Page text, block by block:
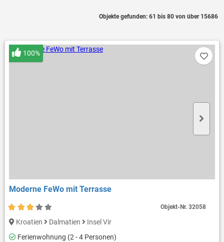
Objekte gefunden: 61 bis 80 von über 15686
Moderne FeWo mit Terrasse
100%
Kroatien Dalmatien
Insel Vir
Ferienwohnung (2 - 4 Personen)
Objekt-Nr.32058